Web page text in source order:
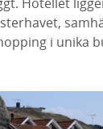
i unika